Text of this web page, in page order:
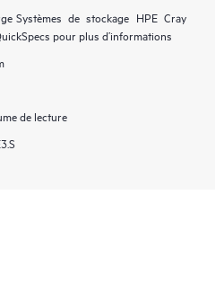
Systèmes de stockage HPE Cray
pour plus d’informations
de lecture